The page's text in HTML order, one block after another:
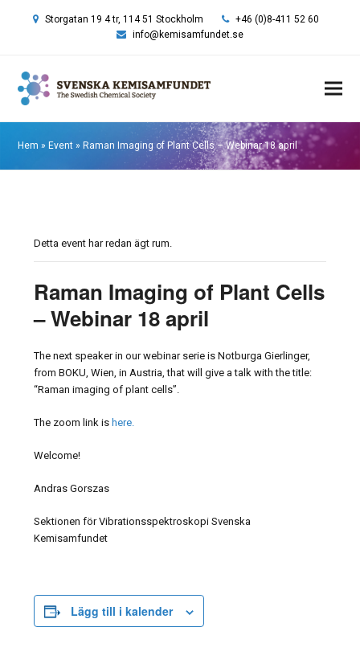
Storgatan 19 4 tr, 114 51 Stockholm
+46 (0)8-411 52 60
info@kemisamfundet.se
Hem » Event » Raman Imaging of Plant Cells – Webinar 18 april
Detta event har redan ägt rum.
Raman Imaging of Plant Cells
– Webinar 18 april
The next speaker in our webinar serie is Notburga Gierlinger,
from BOKU, Wien, in Austria, that will give a talk with the title:
“Raman imaging of plant cells”.
The zoom link is here.
Welcome!
Andras Gorszas
Sektionen för Vibrationsspektroskopi Svenska
Kemisamfundet
Lägg till i kalender